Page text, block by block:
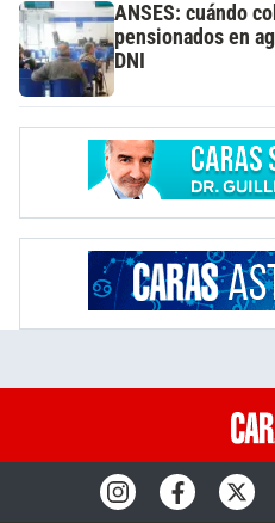
ANSES: cuándo
pensionados en
DNI